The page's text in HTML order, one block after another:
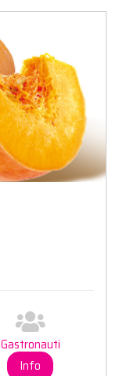
Gastronauti
Info